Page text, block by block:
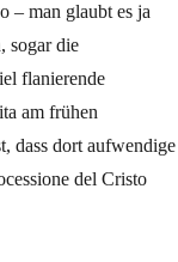
– man glaubt es ja
sogar die
flanierende
am frühen
dass dort aufwendige
del Cristo